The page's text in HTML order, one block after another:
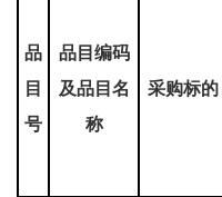
品
目
号
品目编码
及品目名
称
采购标的